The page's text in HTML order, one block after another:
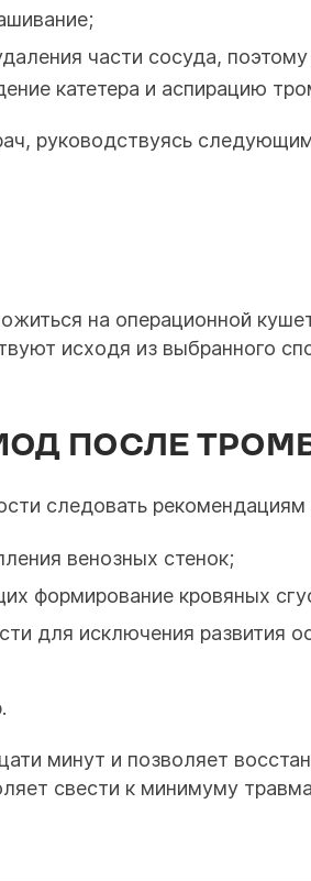
части сосуда,
катетера и аспирацию
руководствуясь
на операционной
исходя из выбранного
ПОСЛЕ
следовать
венозных стенок;
формирование кровяных
для исключения развития
минут и позволяет
свести к минимуму